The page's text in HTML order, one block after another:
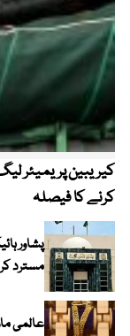
کرنے کا فیصلہ
پشاور
مسترد